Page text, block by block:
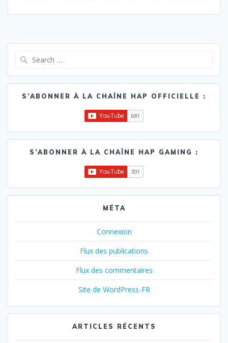
S’ABONNER À LA CHAÎNE HAP OFFICIELLE :
S’ABONNER À LA CHAÎNE HAP GAMING :
MÉTA
Connexion
Flux des publications
Flux des commentaires
Site de WordPress-FR
ARTICLES RÉCENTS